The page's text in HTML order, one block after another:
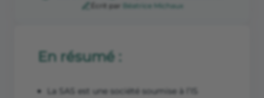
Écrit par
Béatrice Michaux
En résumé :
La SAS est une société soumise à l’IS